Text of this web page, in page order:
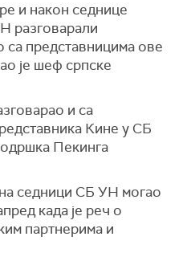
и након седнице
разговарали
представницима ове
је шеф српске
и са
Кине у СБ
Пекинга
на седници СБ УН могао
када је реч о
партнерима и